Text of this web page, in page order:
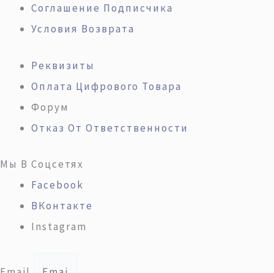
Соглашение Подписчика
Условия Возврата
Реквизиты
Оплата Цифрового Товара
Форум
Отказ От Ответственности
Мы В Соцсетях
Facebook
ВКонтакте
Instagram